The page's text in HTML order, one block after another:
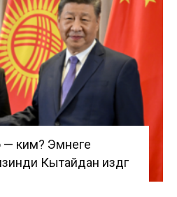
— ким? Эмнеге
Кытайдан издөөгө